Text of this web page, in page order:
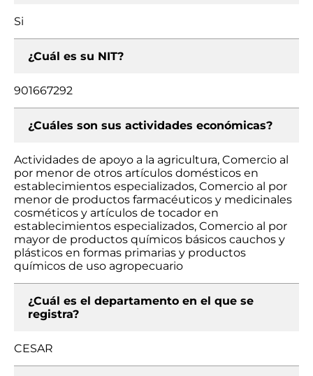
Si
¿Cuál es su NIT?
901667292
¿Cuáles son sus actividades económicas?
Actividades de apoyo a la agricultura, Comercio al
por menor de otros artículos domésticos en
establecimientos especializados, Comercio al por
menor de productos farmacéuticos y medicinales
cosméticos y artículos de tocador en
establecimientos especializados, Comercio al por
mayor de productos químicos básicos cauchos y
plásticos en formas primarias y productos
químicos de uso agropecuario
¿Cuál es el departamento en el que se
registra?
CESAR